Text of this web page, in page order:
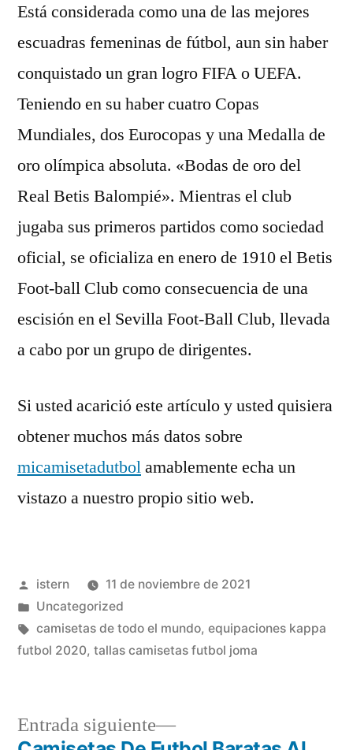
Está considerada como una de las mejores
escuadras femeninas de fútbol, aun sin haber
conquistado un gran logro FIFA o UEFA.
Teniendo en su haber cuatro Copas
Mundiales, dos Eurocopas y una Medalla de
oro olímpica absoluta. «Bodas de oro del
Real Betis Balompié». Mientras el club
jugaba sus primeros partidos como sociedad
oficial, se oficializa en enero de 1910 el Betis
Foot-ball Club como consecuencia de una
escisión en el Sevilla Foot-Ball Club, llevada
a cabo por un grupo de dirigentes.
Si usted acarició este artículo y usted quisiera
obtener muchos más datos sobre
micamisetadutbolamablemente echa un
vistazo a nuestro propio sitio web.
Publicado
por
istern
11 de noviembre de 2021
Publicado
en
Uncategorized
Etiquetas:
camisetas de todo el mundo, equipaciones kappa
futbol 2020, tallas camisetas futbol joma
Entrada siguiente
Entrada